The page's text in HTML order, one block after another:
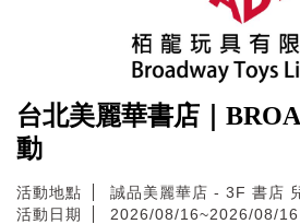
台北美麗華書店｜
動
活動地點
誠品美麗華店 - 3F 書店
活動日期
2026/08/16~2026/08/16